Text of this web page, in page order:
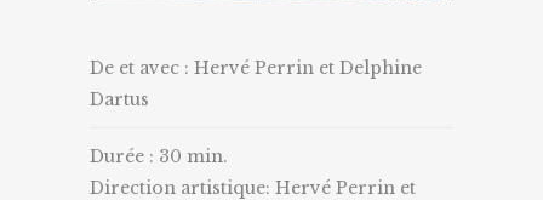
De et avec : Hervé Perrin et Delphine
Dartus
Durée : 30 min.
Direction artistique: Hervé Perrin et